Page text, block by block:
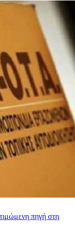
πηγή στη